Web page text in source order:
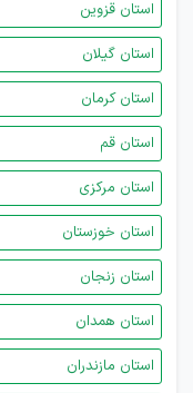
استان قزوین
استان گیلان
استان کرمان
استان قم
استان مرکزی
استان خوزستان
استان زنجان
استان همدان
استان مازندران